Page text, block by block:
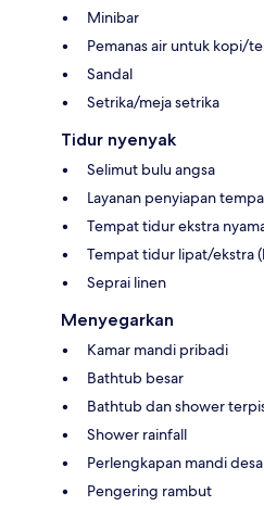
Minibar
Pemanas air untuk kopi/
Sandal
Setrika/meja setrika
Tidur nyenyak
Selimut bulu angsa
Layanan penyiapan
Tempat tidur ekstra
Tempat tidur lipat/ekstra
Seprai linen
Menyegarkan
Kamar mandi pribadi
Bathtub besar
Bathtub dan shower
Shower rainfall
Perlengkapan mandi
Pengering rambut